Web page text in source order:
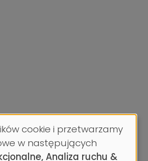
cookie i przetwarzamy
w następujących
Analiza ruchu &